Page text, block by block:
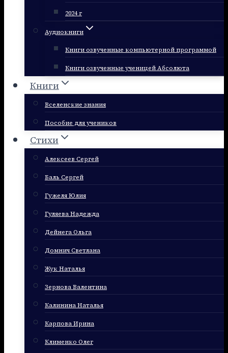
2024 г
Аудиокниги
Книги озвученные компьютерной программой
Книги озвученные ученицей Абсолюта
Книги
Вселенские знания
Пособие для учеников
Стихи
Алексеев Сергей
Баль Сергей
Гужеля Юлия
Гуляева Надежда
Дейнега Ольга
Домнич Светлана
Жук Наталья
Зернова Валентина
Калинина Наталья
Карпова Ирина
Клименко Олег